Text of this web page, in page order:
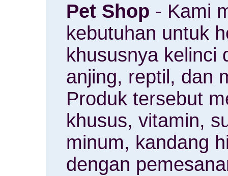
Pet Shop - Kami
kebutuhan untuk
khususnya kelinci
anjing, reptil, dan
Produk tersebut
khusus, vitamin,
minum, kandang
dengan